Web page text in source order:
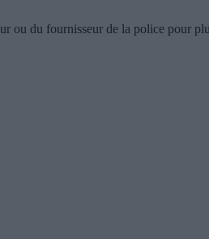
ou du fournisseur de la police pour